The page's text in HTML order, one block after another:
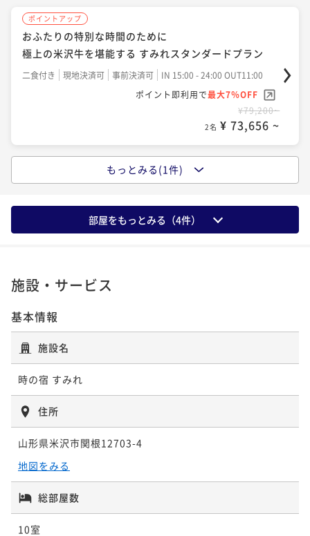
ポイントアップ
おふたりの特別な時間のために
極上の米沢牛を堪能する すみれスタンダードプラン
二食付き 現地決済可 事前決済可
IN 15:00 - 24:00 OUT11:00
ポイント即利用で最大7％OFF
¥79,200~
2名 ¥ 73,656 ~
世界が見つけた山形で、ふたりの温泉リトリート◆米
沢牛創作懐石 × 日本酒ペアリングプラン
現地決済可 事前決済可
IN 15:00 - 18:00 OUT11:00
もっとみる(1件)
部屋をもっとみる（4件）
施設・サービス
基本情報
施設名
時の宿 すみれ
住所
山形県米沢市関根12703-4
地図をみる
総部屋数
10室